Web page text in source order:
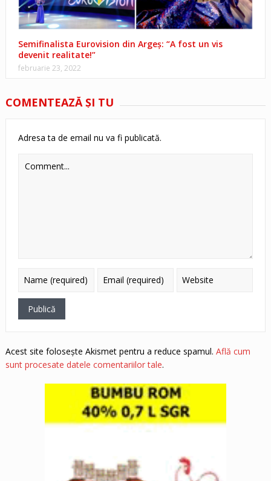
Semifinalista Eurovision din Argeș: “A fost un vis
devenit realitate!”
februarie 23, 2022
COMENTEAZĂ ŞI TU
Adresa ta de email nu va fi publicată.
Acest site folosește Akismet pentru a reduce spamul. Află cum
sunt procesate datele comentariilor tale.